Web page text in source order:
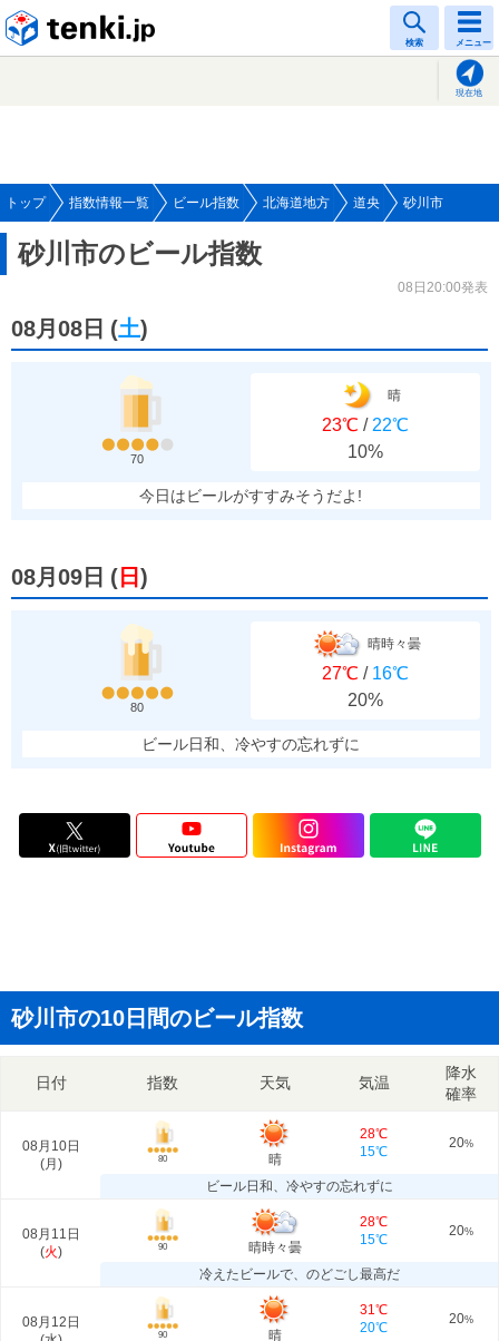
検索 メニュー
現在地
トップ 指数情報一覧 ビール指数 北海道地方 道央 砂川市
砂川市のビール指数
08日20:00発表
08月08日 (土)
70
晴
23℃ / 22℃
10%
今日はビールがすすみそうだよ!
08月09日 ( 日 )
80
晴時々曇
27℃ / 16℃
20%
ビール日和、冷やすの忘れずに
砂川市の10日間のビール指数
日付 指数 天気 気温
降水
確率
08月10日
(月 ) 80 晴
28℃
15℃
20%
ビール日和、冷やすの忘れずに
08月11日
(火) 90 晴時々曇
28℃
15℃
20%
冷えたビールで、のどごし最高だ
08月12日
90 晴
31℃
20℃
20%